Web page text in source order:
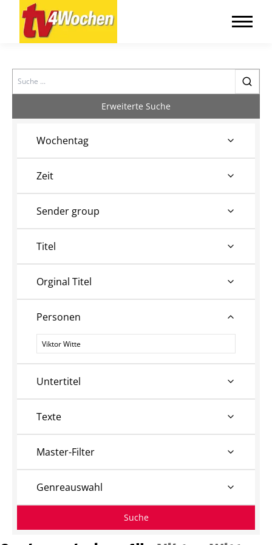
Search
Erweiterte Suche
Wochentag
Zeit
Sender group
Titel
Orginal Titel
Personen
Personen
Untertitel
Texte
Master-Filter
Genreauswahl
Suche